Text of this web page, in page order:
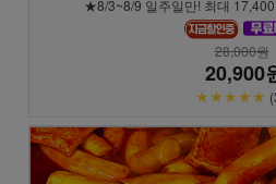
★8/3~8/9 일주일만! 최대
28,000원
20,900
★★★★★